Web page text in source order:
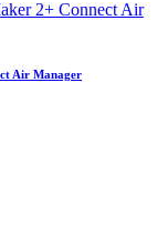
Air Manager